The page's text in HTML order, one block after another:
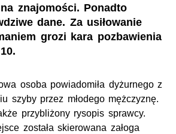
na znajomości. Ponadto
dane. Za usiłowanie
grozi kara pozbawienia
osoba powiadomiła dyżurnego z
szyby przez młodego mężczyznę.
przybliżony rysopis sprawcy.
została skierowana załoga